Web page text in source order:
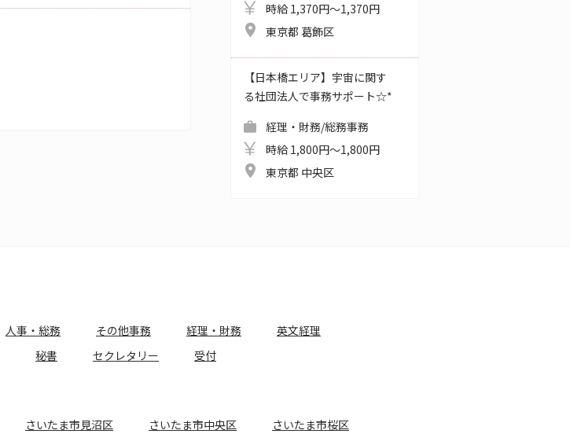
時給 1,370円～1,370円
東京都 葛飾区
【日本橋エリア】宇宙に関す
る社団法人で事務サポート☆*
経理・財務/総務事務
時給 1,800円～1,800円
東京都 中央区
人事・総務 その他事務 経理・財務
英文経理
秘書 セクレタリー
受付
さいたま市見沼区 さいたま市中央区
さいたま市桜区